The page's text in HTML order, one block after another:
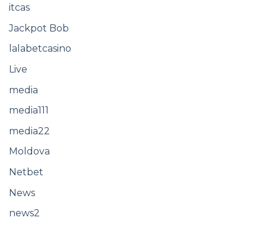
itcas
Jackpot Bob
lalabetcasino
Live
media
media111
media22
Moldova
Netbet
News
news2